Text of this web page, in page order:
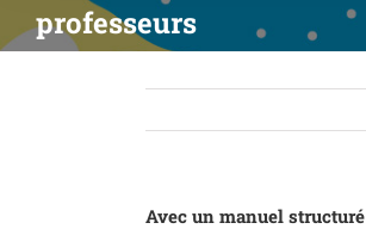
professeurs
Avec un manuel